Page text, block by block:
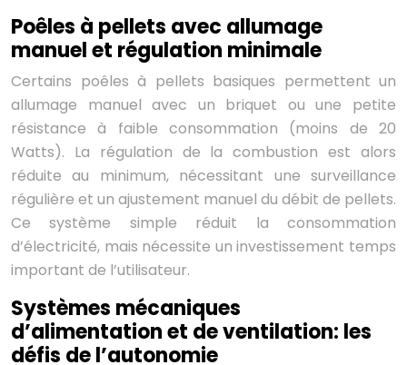
Poêles à pellets avec allumage
manuel et régulation minimale
Certains poêles à pellets basiques permettent un
allumage manuel avec un briquet ou une petite
résistance à faible consommation (moins de 20
Watts). La régulation de la combustion est alors
réduite au minimum, nécessitant une surveillance
régulière et un ajustement manuel du débit de pellets.
Ce système simple réduit la consommation
d’électricité, mais nécessite un investissement temps
important de l’utilisateur.
Systèmes mécaniques
d’alimentation et de ventilation: les
défis de l’autonomie